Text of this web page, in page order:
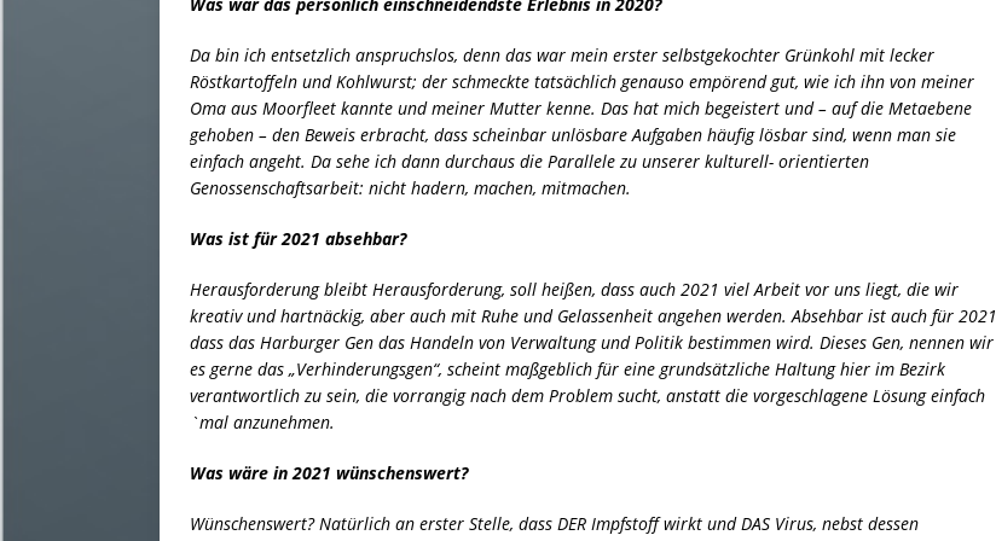
Da bin ich entsetzlich anspruchslos, denn das war mein erster selbstgekochter Grünkohl mit lecker
Röstkartoffeln und Kohlwurst; der schmeckte tatsächlich genauso empörend gut, wie ich ihn von meiner
Oma aus Moorfleet kannte und meiner Mutter kenne. Das hat mich begeistert und – auf die Metaebene
gehoben – den Beweis erbracht, dass scheinbar unlösbare Aufgaben häufig lösbar sind, wenn man sie
einfach angeht. Da sehe ich dann durchaus die Parallele zu unserer kulturell- orientierten
Genossenschaftsarbeit: nicht hadern, machen, mitmachen.
Was ist für 2021 absehbar?
Herausforderung bleibt Herausforderung, soll heißen, dass auch 2021 viel Arbeit vor uns liegt, die wir
kreativ und hartnäckig, aber auch mit Ruhe und Gelassenheit angehen werden. Absehbar ist auch für 2021
dass das Harburger Gen das Handeln von Verwaltung und Politik bestimmen wird. Dieses Gen, nennen wir
es gerne das „Verhinderungsgen“, scheint maßgeblich für eine grundsätzliche Haltung hier im Bezirk
verantwortlich zu sein, die vorrangig nach dem Problem sucht, anstatt die vorgeschlagene Lösung einfach
`mal anzunehmen.
Was wäre in 2021 wünschenswert?
Wünschenswert? Natürlich an erster Stelle, dass DER Impfstoff wirkt und DAS Virus, nebst dessen